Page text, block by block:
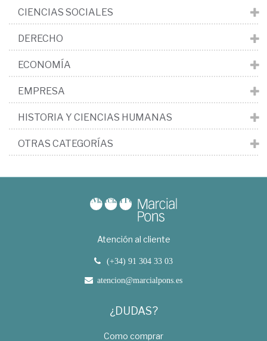
CIENCIAS SOCIALES
DERECHO
ECONOMÍA
EMPRESA
HISTORIA Y CIENCIAS HUMANAS
OTRAS CATEGORÍAS
Atención al cliente
(+34) 91 304 33 03
atencion@marcialpons.es
¿DUDAS?
Como comprar